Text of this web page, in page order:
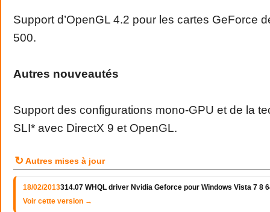
Support d’OpenGL 4.2 pour les cartes GeForce
500.
Autres nouveautés
Support des configurations mono-GPU et de la
SLI* avec DirectX 9 et OpenGL.
↻ Autres mises à jour
18/02/2013314.07 WHQL driver Nvidia Geforce pour Windows Vista 7 8
Voir cette version →